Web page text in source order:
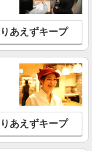
5:00：時給1,413円 ※
（5:00〜9:00）時給
細を見る
時給25％UP（深夜
あえずキープ
あえずキープ